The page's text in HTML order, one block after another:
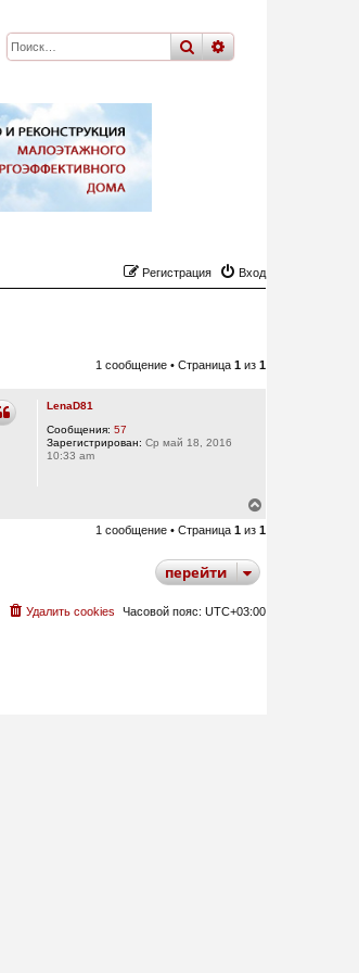
поискрасширенный
Вход
Регистрация
1 сообщение • Страница 1 из 1
LenaD81
Сообщения: 57
Зарегистрирован: Ср май 18, 2016
10:33 am
р
с
1 сообщение • Страница 1 из 1
перейти
Часовой пояс: UTC+03:00
Удалить cookies